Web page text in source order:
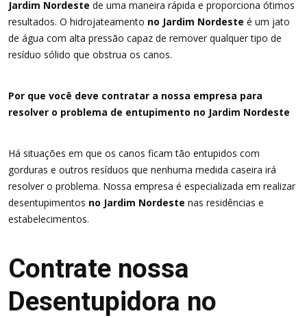
Jardim Nordeste de uma maneira rápida e proporciona ótimos
resultados. O hidrojateamento no Jardim Nordeste é um jato
de água com alta pressão capaz de remover qualquer tipo de
resíduo sólido que obstrua os canos.
Por que você deve contratar a nossa empresa para
resolver o problema de entupimento no Jardim Nordeste
Há situações em que os canos ficam tão entupidos com
gorduras e outros resíduos que nenhuma medida caseira irá
resolver o problema. Nossa empresa é especializada em realizar
desentupimentos no Jardim Nordeste nas residências e
estabelecimentos.
Contrate nossa
Desentupidora no